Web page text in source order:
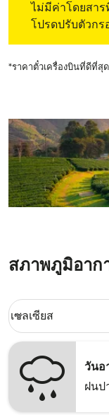
ไม่มีค่าโดยสา
โปรดปรับตัวก
*ราคาตั๋วเครื่องบินที่ดีที่
สภาพภูมิอาก
Weather unit
เซลเซียส
keyboard_arrow_down
วันอ
ฝนป